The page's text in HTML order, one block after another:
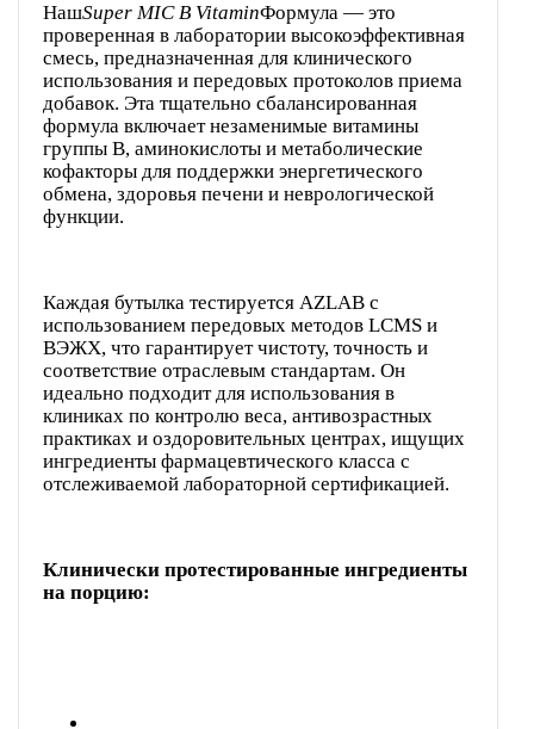
НашSuper MIC B VitaminФормула — это
проверенная в лаборатории высокоэффективная
смесь, предназначенная для клинического
использования и передовых протоколов приема
добавок. Эта тщательно сбалансированная
формула включает незаменимые витамины
группы В, аминокислоты и метаболические
кофакторы для поддержки энергетического
обмена, здоровья печени и неврологической
функции.
Каждая бутылка тестируется AZLAB с
использованием передовых методов LCMS и
ВЭЖХ, что гарантирует чистоту, точность и
соответствие отраслевым стандартам. Он
идеально подходит для использования в
клиниках по контролю веса, антивозрастных
практиках и оздоровительных центрах, ищущих
ингредиенты фармацевтического класса с
отслеживаемой лабораторной сертификацией.
Клинически протестированные ингредиенты
на порцию: